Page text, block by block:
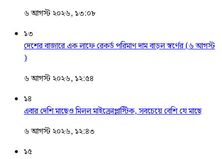
৬ আগস্ট ২০২৬, ১৩:০৮
১৩
দেশের বাজারে এক লাফে রেকর্ড পরিমাণ দাম বাড়ল স্বর্ণের (৬ আগস্ট
)
৬ আগস্ট ২০২৬, ১২:৫৪
১৪
এবার দেশি মাছেও মিলল মাইক্রোপ্লাস্টিক, সবচেয়ে বেশি যে মাছে
৬ আগস্ট ২০২৬, ১২:৪৩
১৫